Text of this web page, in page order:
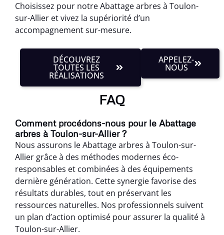
Choisissez pour notre Abattage arbres à Toulon-
sur-Allier et vivez la supériorité d’un
accompagnement sur-mesure.
DÉCOUVREZ
TOUTES LES
RÉALISATIONS
APPELEZ-
NOUS
FAQ
Comment procédons-nous pour le Abattage
arbres à Toulon-sur-Allier ?
Nous assurons le Abattage arbres à Toulon-sur-
Allier grâce à des méthodes modernes éco-
responsables et combinées à des équipements
dernière génération. Cette synergie favorise des
résultats durables, tout en préservant les
ressources naturelles. Nos professionnels suivent
un plan d’action optimisé pour assurer la qualité à
Toulon-sur-Allier.